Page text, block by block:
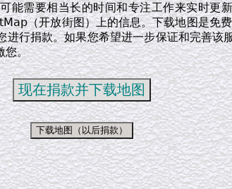
能需要相当长的时间和专注工作来实时更
（开放街图）上的信息。下载地图是免
进行捐款。如果您希望进一步保证和完善该
您。